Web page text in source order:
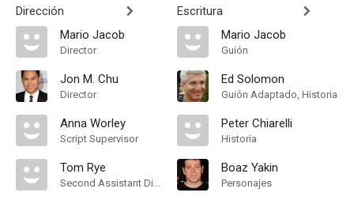
Dirección
Mario Jacob
Director
Jon M. Chu
Director
Anna Worley
Script Supervisor
Tom Rye
Second Assistant Director
Escritura
Mario Jacob
Guión
Ed Solomon
Guión Adaptado, Historia
Peter Chiarelli
Historia
Boaz Yakin
Personajes